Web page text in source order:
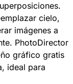
cielo,
imágenes a
PhotoDirector
gráfico gratis
ideal para